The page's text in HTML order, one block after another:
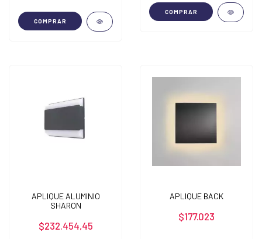
COMPRAR
COMPRAR
APLIQUE ALUMINIO
SHARON
$232.454,45
APLIQUE BACK
$177.023